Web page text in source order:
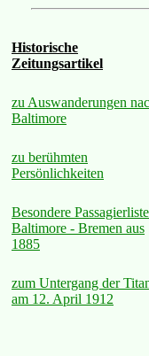
Historische
Zeitungsartikel
zu Auswanderungen
Baltimore
zu berühmten
Persönlichkeiten
Besondere
Baltimore - Bremen aus
1885
zum Untergang der
am 12. April 1912